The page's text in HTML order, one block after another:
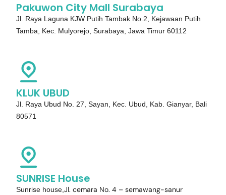
Pakuwon City Mall Surabaya
Jl. Raya Laguna KJW Putih Tambak No.2, Kejawaan Putih
Tamba, Kec. Mulyorejo, Surabaya, Jawa Timur 60112
KLUK UBUD
Jl. Raya Ubud No. 27, Sayan, Kec. Ubud, Kab. Gianyar, Bali
80571
SUNRISE House
Sunrise house,Jl. cemara No. 4 – semawang-sanur